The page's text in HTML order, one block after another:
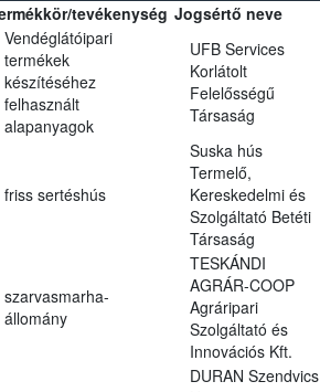
tevékenység Jogsértő neve
Vendéglátóipari
termékek
készítéséhez
felhasznált
alapanyagok
UFB Services
Korlátolt
Felelősségű
Társaság
friss sertéshús
Suska hús
Termelő,
Kereskedelmi és
Szolgáltató Betéti
Társaság
szarvasmarha-
állomány
TESKÁNDI
AGRÁR-COOP
Agráripari
Szolgáltató és
Innovációs Kft.
DURAN Szendvics